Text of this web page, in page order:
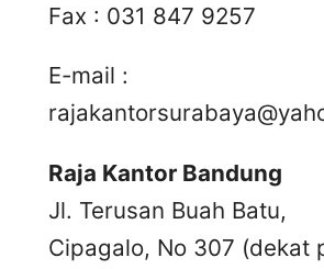
Fax : 031 847 9257
E-mail :
Raja Kantor Bandung
Jl. Terusan Buah Batu,
Cipagalo, No 307 (dekat